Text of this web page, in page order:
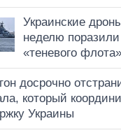
Украинские
неделю
«теневого
досрочно
который
Украины